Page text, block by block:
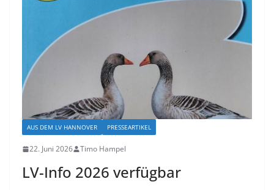
AUS DEM LV HANNOVER PRESSEARTIKEL
22. Juni 2026 Timo Hampel
LV-Info 2026 verfügbar